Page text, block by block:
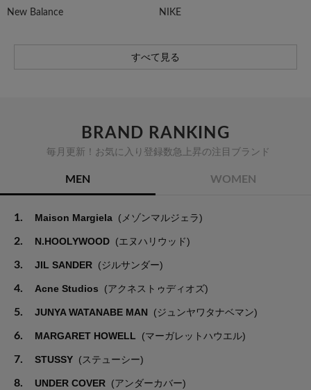
New Balance NIKE
すべて見る
BRAND RANKING
毎月更新！お気に入り登録数急上昇の注目ブランド
MEN WOMEN
1. Maison Margiela (メゾンマルジェラ)
2. N.HOOLYWOOD (エヌハリウッド)
3. JIL SANDER (ジルサンダー)
4. Acne Studios (アクネストゥディオズ)
5. JUNYA WATANABE MAN (ジュンヤワタナベマン)
6. MARGARET HOWELL (マーガレットハウエル)
7. STUSSY (ステューシー)
8. UNDER COVER (アンダーカバー)